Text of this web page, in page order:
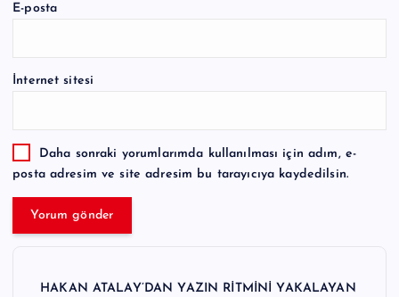
E-posta
İnternet sitesi
Daha sonraki yorumlarımda kullanılması için adım, e-
posta adresim ve site adresim bu tarayıcıya kaydedilsin.
HAKAN ATALAY’DAN YAZIN RİTMİNİ YAKALAYAN